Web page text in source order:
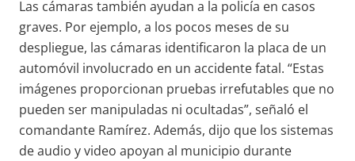
Las cámaras también ayudan a la policía en casos
graves. Por ejemplo, a los pocos meses de su
despliegue, las cámaras identificaron la placa de un
automóvil involucrado en un accidente fatal. “Estas
imágenes proporcionan pruebas irrefutables que no
pueden ser manipuladas ni ocultadas”, señaló el
comandante Ramírez. Además, dijo que los sistemas
de audio y video apoyan al municipio durante